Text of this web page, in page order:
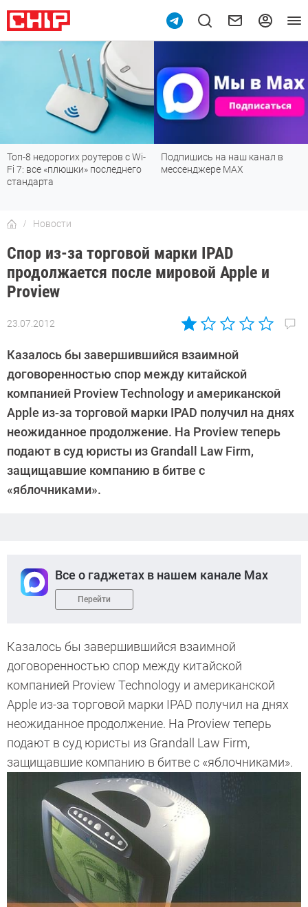
Топ-8 недорогих роутеров с Wi-
Fi 7: все «плюшки» последнего
стандарта
Подпишись на наш канал в
мессенджере МАХ
Новости
Спор из-за торговой марки IPAD
продолжается после мировой Apple и
Proview
23.07.2012
Автор:
Казалось бы завершившийся взаимной
договоренностью спор между китайской
компанией Proview Technology и американской
Apple из-за торговой марки IPAD получил на днях
неожиданное продолжение. На Proview теперь
подают в суд юристы из Grandall Law Firm,
защищавшие компанию в битве с
«яблочниками».
Все о гаджетах в нашем канале Max
Перейти
Казалось бы завершившийся взаимной
договоренностью спор между китайской
компанией Proview Technology и американской
Apple из-за торговой марки IPAD получил на днях
неожиданное продолжение. На Proview теперь
подают в суд юристы из Grandall Law Firm,
защищавшие компанию в битве с «яблочниками».